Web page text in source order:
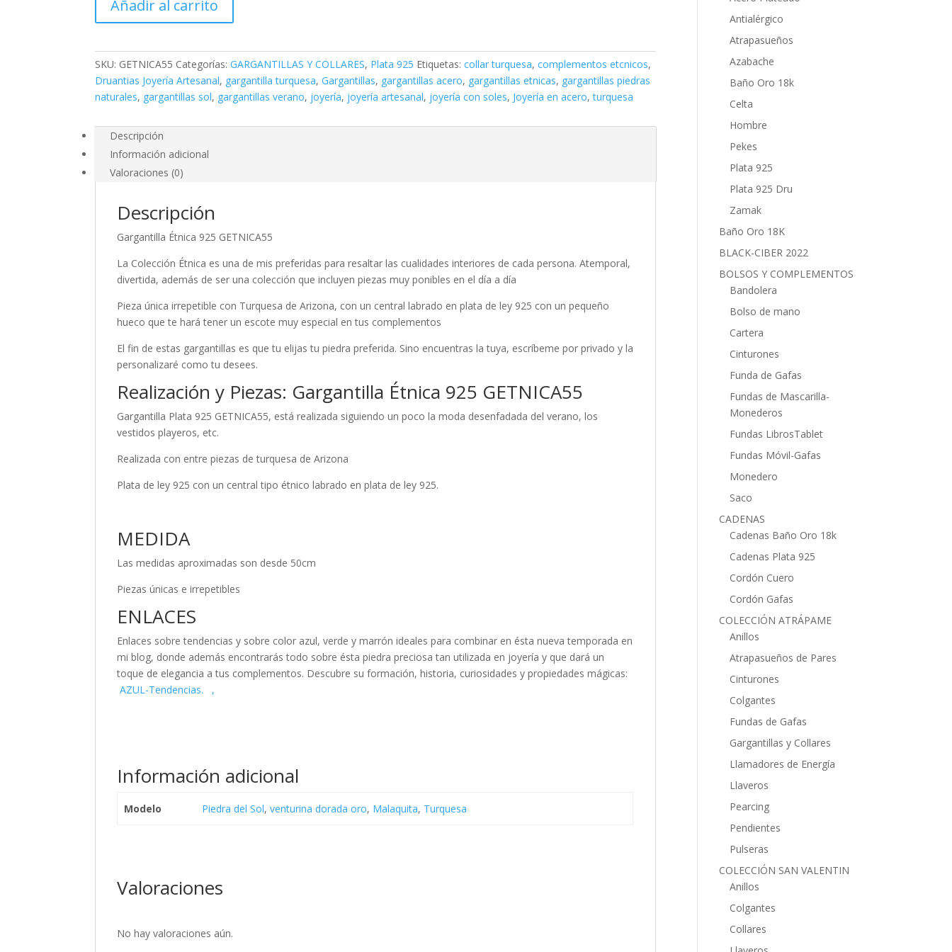
Étnica
925
cantidad
Añadir al carrito
SKU: GETNICA55 Categorías:GARGANTILLAS Y COLLARES, Plata 925 Etiquetas:collar turquesa,complementos etcnicos,
Druantias Joyería Artesanal, gargantilla turquesa,Gargantillas, gargantillas acero, gargantillas etnicas, gargantillas piedras
naturales, gargantillas sol, gargantillas verano, joyería, joyería artesanal, joyería con soles, Joyería en acero,turquesa
Descripción
Información adicional
Valoraciones (0)
Descripción
Gargantilla Étnica 925 GETNICA55
La Colección Étnica es una de mis preferidas para resaltar las cualidades interiores de cada persona. Atemporal,
divertida, además de ser una colección que incluyen piezas muy ponibles en el día a día
Pieza única irrepetible con Turquesa de Arizona, con un central labrado en plata de ley 925 con un pequeño
hueco que te hará tener un escote muy especial en tus complementos
El fin de estas gargantillas es que tu elijas tu piedra preferida. Sino encuentras la tuya, escríbeme por privado y la
personalizaré como tu desees.
Realización y Piezas: Gargantilla Étnica 925 GETNICA55
Gargantilla Plata 925 GETNICA55, está realizada siguiendo un poco la moda desenfadada del verano, los
vestidos playeros, etc.
Realizada con entre piezas de turquesa de Arizona
Plata de ley 925 con un central tipo étnico labrado en plata de ley 925.
MEDIDA
Las medidas aproximadas son desde 50cm
Piezas únicas e irrepetibles
ENLACES
Enlaces sobre tendencias y sobre color azul, verde y marrón ideales para combinar en ésta nueva temporada en
mi blog, donde además encontrarás todo sobre ésta piedra preciosa tan utilizada en joyería y que dará un
toque de elegancia a tus complementos. Descubre su formación, historia, curiosidades y propiedades mágicas:
AZUL-Tendencias. ,
Información adicional
Modelo Piedra del Sol, venturina dorada oro, Malaquita, Turquesa
Valoraciones
No hay valoraciones aún.
Antialérgico
Atrapasueños
Azabache
Baño Oro 18k
Celta
Hombre
Pekes
Plata 925
Plata 925 Dru
Zamak
Baño Oro 18K
BLACK-CIBER 2022
BOLSOS Y COMPLEMENTOS
Bandolera
Bolso de mano
Cartera
Cinturones
Funda de Gafas
Fundas de Mascarilla-
Monederos
Fundas LibrosTablet
Fundas Móvil-Gafas
Monedero
Saco
CADENAS
Cadenas Baño Oro 18k
Cadenas Plata 925
Cordón Cuero
Cordón Gafas
COLECCIÓN ATRÁPAME
Anillos
Atrapasueños de Pares
Cinturones
Colgantes
Fundas de Gafas
Gargantillas y Collares
Llamadores de Energía
Llaveros
Pearcing
Pendientes
Pulseras
COLECCIÓN SAN VALENTIN
Anillos
Colgantes
Collares